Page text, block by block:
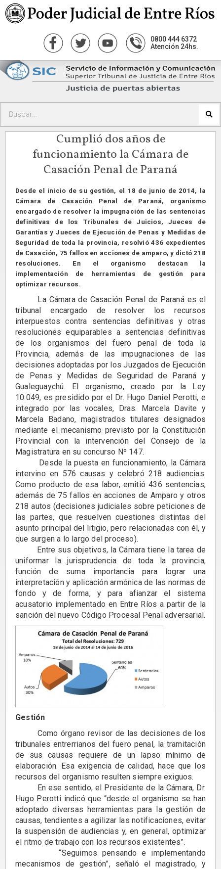
0800 444 6372
Atención 24hs.
Cumplió dos años de
funcionamiento la Cámara de
Casación Penal de Paraná
Desde el inicio de su gestión, el 18 de junio de 2014, la
Cámara de Casación Penal de Paraná, organismo
encargado de resolver la impugnación de las sentencias
definitivas de los Tribunales de Juicios, Jueces de
Garantías y Jueces de Ejecución de Penas y Medidas de
Seguridad de toda la provincia, resolvió 436 expedientes
de Casación, 75 fallos en acciones de amparo, y dictó 218
resoluciones. En el organismo destacan la
implementación de herramientas de gestión para
optimizar recursos.
La Cámara de Casación Penal de Paraná es el
tribunal encargado de resolver los recursos
interpuestos contra sentencias definitivas y otras
resoluciones equiparables a sentencias definitivas
de los organismos del fuero penal de toda la
Provincia, además de las impugnaciones de las
decisiones adoptadas por los Juzgados de Ejecución
de Penas y Medidas de Seguridad de Paraná y
Gualeguaychú. El organismo, creado por la Ley
10.049, es presidido por el Dr. Hugo Daniel Perotti, e
integrado por las vocales, Dras. Marcela Davite y
Marcela Badano, magistrados titulares designados
mediante el mecanismo previsto por la Constitución
Provincial con la intervención del Consejo de la
Magistratura en su concurso Nº 147.
Desde la puesta en funcionamiento, la Cámara
intervino en 576 causas y celebró 218 audiencias.
Como producto de esa labor, emitió 436 sentencias,
además de 75 fallos en acciones de Amparo y otros
218 autos (decisiones judiciales sobre peticiones de
las partes, que resuelven cuestiones distintas del
asunto principal del litigio, pero relacionadas con él, y
que surgen a lo largo del proceso).
Entre sus objetivos, la Cámara tiene la tarea de
uniformar la jurisprudencia de toda la provincia,
función de suma importancia para lograr una
interpretación y aplicación armónica de las normas de
fondo y de forma, y para afianzar el sistema
acusatorio implementado en Entre Ríos a partir de la
sanción del nuevo Código Procesal Penal adversarial.
Gestión
Como órgano revisor de las decisiones de los
tribunales entrerrianos del fuero penal, la tramitación
de sus causas requiere de un lapso mínimo de
elaboración. Esa exigencia de calidad, hace que los
recursos del organismo resulten siempre exiguos.
En ese sentido, el Presidente de la Cámara, Dr.
Hugo Perotti indicó que “desde el organismo se han
adoptado diversas herramientas para la gestión de
causas, tendientes a agilizar las notificaciones, evitar
la suspensión de audiencias y, en general, optimizar
el ritmo de trabajo con los recursos existentes”.
“Seguimos pensando e implementando
mecanismos de gestión”, señaló el magistrado, y